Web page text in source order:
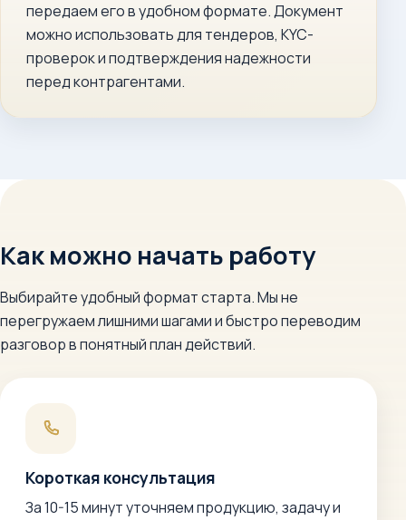
передаем его в удобном формате. Документ
можно использовать для тендеров, KYC-
проверок и подтверждения надежности
перед контрагентами.
Как можно начать работу
Выбирайте удобный формат старта. Мы не
перегружаем лишними шагами и быстро переводим
разговор в понятный план действий.
Короткая консультация
За 10-15 минут уточняем продукцию, задачу и